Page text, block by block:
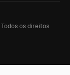
Todos os direitos